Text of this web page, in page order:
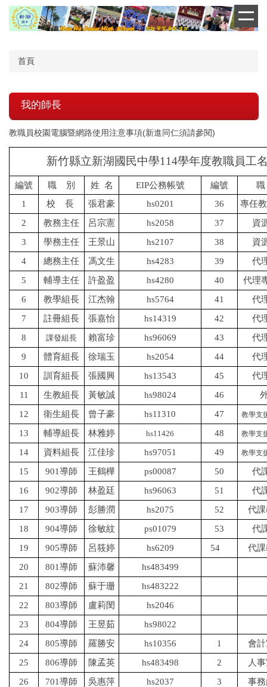
跳
到
主
首頁
我的師長
教職員校園電腦暨網路使用注意事項(新進同仁須請參閱)
新竹縣立新湖國民中學114學年度教職員工
編號 職 別 姓 名 EIP公務帳號 編號
職
1
校 長 張君豪 hs0201 36
專任
2
教務主任 呂宗憲 hs2058 37
資
3
學務主任 王景山 hs2107 38
資
4
總務主任 馮文生 hs4283 39
代
5
輔導主任 許盈盈 hs4280 40
代理
6
教學組長 江杰翰 hs5764 41
代
7
註冊組長 張嘉怡 hs14319 42
代
8
課發組長 賴富珍 hs96069 43
代
9
體育組長 徐瑞玉 hs2054 44
代
10
訓育組長 張國興 hs13543 45
代
11
生教組長 黃敏誠 hs98024 46
12
衛生組長 曾子豪 hs11310 47 教學支
13 輔導組長 林雅婷 hs11426 48 教學支
14 資料組長 江佳珍 hs97051 49 教學支
15 901導師 王鶴樺 ps00087 50
代
16
902導師 林盈廷 hs96063 51
代
17
903導師 彭勝潤 hs2075 52
代
18
904導師 徐敏紋 ps01079 53
代
19
905導師 呂筱婷 hs6209 54
代
20
801導師 蘇沛馨
hs483499
21
802導師 蘇于珊
hs483222
22
803導師 盧莉閔
hs2046
23
804導師 王昱茹
hs98022
24
805導師 羅勝安 hs10356 1
會
25
806導師 陳孟英 hs483498 2
人
26
701導師 吳惠萍 hs2037 3
事